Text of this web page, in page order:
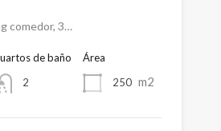
comedor, 3…
de baño
2
Área
250 m2